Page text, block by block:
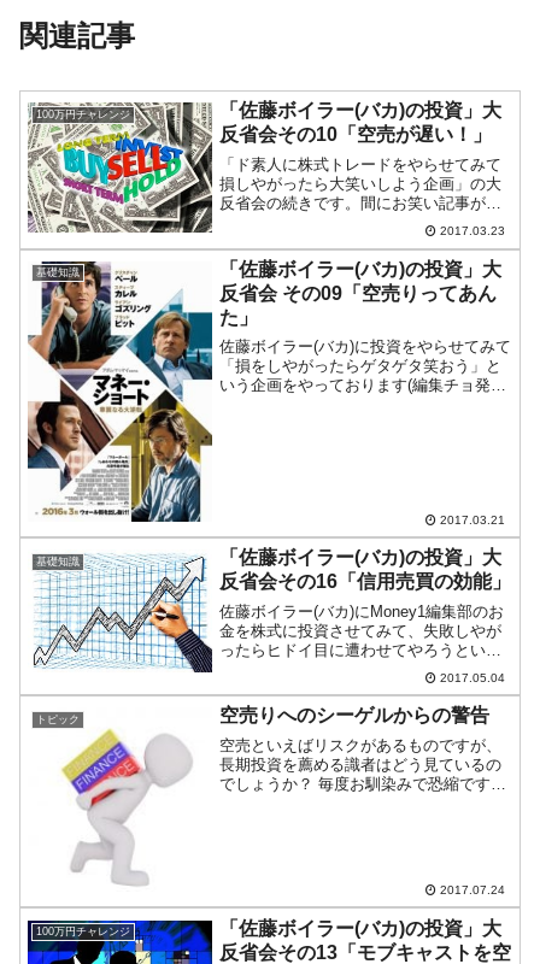
関連記事
100万円チャレンジ
「佐藤ボイラー(バカ)の投資」大
反省会その10「空売が遅い！」
「ド素人に株式トレードをやらせてみて
損しやがったら大笑いしよう企画」の大
反省会の続きです。間にお笑い記事がは
さまってしまいましたが、企画担当の佐
藤ボイラー(バカ)の「空売」についてで
す。▲佐藤ボイラーが空売を決断した03
月07日までの日新電...
2017.03.23
基礎知識
「佐藤ボイラー(バカ)の投資」大
反省会 その09「空売りってあん
た」
佐藤ボイラー(バカ)に投資をやらせてみて
「損をしやがったらゲタゲタ笑おう」と
いう企画をやっております(編集チョ発案
2017.03.21
基礎知識
「佐藤ボイラー(バカ)の投資」大
反省会その16「信用売買の効能」
佐藤ボイラー(バカ)にMoney1編集部のお
金を株式に投資させてみて、失敗しやが
ったらヒドイ目に遭わせてやろうという
企画。二回目のイッテコイ5回は前回の記
事どおりなんとかプラスでおさめていま
す。利益は「6万500円」というものでし
たが。今回...
2017.05.04
トピック 空売りへのシーゲルからの警告
空売といえばリスクがあるものですが、
長期投資を薦める識者はどう見ているの
でしょうか？ 毎度お馴染みで恐縮です
2017.07.24
100万円チャレンジ
「佐藤ボイラー(バカ)の投資」大
反省会その13「モブキャストを空